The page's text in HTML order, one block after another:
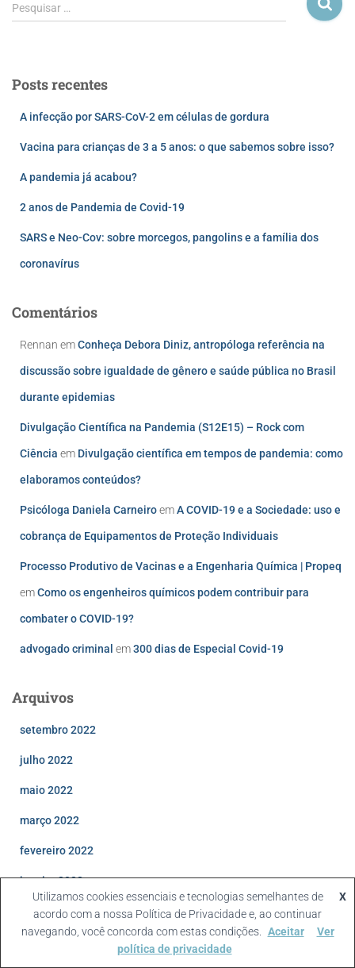
Pesquisar …
Posts recentes
A infecção por SARS-CoV-2 em células de gordura
Vacina para crianças de 3 a 5 anos: o que sabemos sobre isso?
A pandemia já acabou?
2 anos de Pandemia de Covid-19
SARS e Neo-Cov: sobre morcegos, pangolins e a família dos
coronavírus
Comentários
Rennan emConheça Debora Diniz, antropóloga referência na
discussão sobre igualdade de gênero e saúde pública no Brasil
durante epidemias
Divulgação Científica na Pandemia (S12E15) – Rock com
Ciência em Divulgação científica em tempos de pandemia: como
elaboramos conteúdos?
Psicóloga Daniela CarneiroemA COVID-19 e a Sociedade: uso e
cobrança de Equipamentos de Proteção Individuais
Processo Produtivo de Vacinas e a Engenharia Química | Propeq
emComo os engenheiros químicos podem contribuir para
combater o COVID-19?
advogado criminal em300 dias de Especial Covid-19
Arquivos
setembro 2022
julho 2022
maio 2022
março 2022
fevereiro 2022
janeiro 2022
dezembro 2021
novembro 2021
Utilizamos cookies essenciais e tecnologias semelhantes de
acordo com a nossa Política de Privacidade e, ao continuar
navegando, você concorda com estas condições.
X
Aceitar
Ver
política de privacidade